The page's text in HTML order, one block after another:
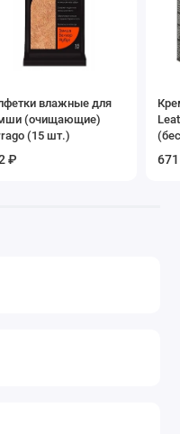
влажные для
(очищающие)
(15 шт.)
₽